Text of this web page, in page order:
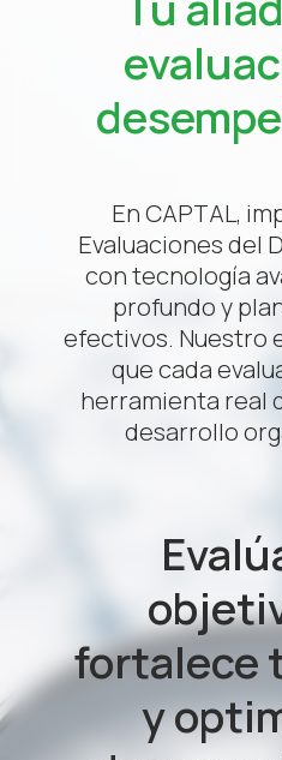
En CAPTAL,
Evaluaciones del
con tecnología
profundo y
efectivos. Nuestro
que cada
herramienta real
desarrollo
fortalece
y